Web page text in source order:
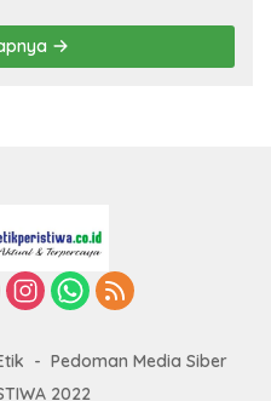
Pedoman Media Siber
2022